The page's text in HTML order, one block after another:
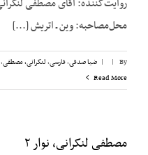
محل‌مصاحبه: وین ـ اتریش [...]
By
|
| ضیا صدقی,فارسی,لنکرانی، مصطفی,
Read More
مصطفی لنکرانی، نوار ۲